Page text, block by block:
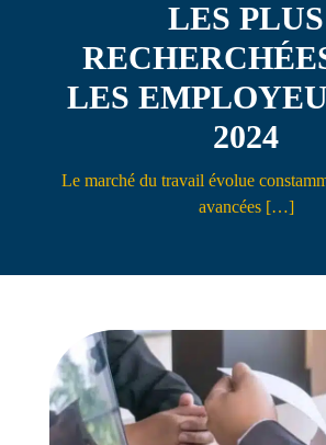
LES PLUS
LES
2024
Le marché du travail évolue
avancées […]